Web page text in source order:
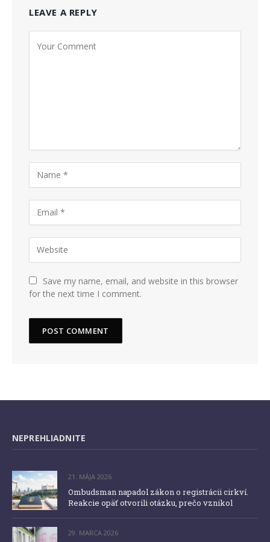
LEAVE A REPLY
Save my name, email, and website in this browser
for the next time I comment.
NEPREHLIADNITE
21. MÁJA 2026
Ombudsman napadol zákon o registrácii cirkví.
Reakcie opäť otvorili otázku, prečo vznikol
29. MARCA 2026